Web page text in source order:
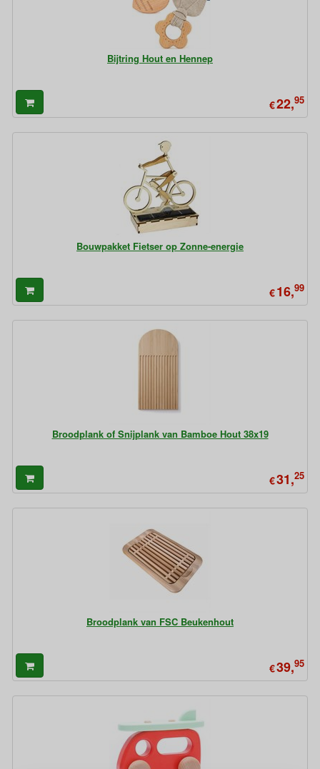
Bijtring Hout en Hennep
€22,95
Bouwpakket Fietser op Zonne-energie
€16,99
Broodplank of Snijplank van Bamboe Hout 38x19
€31,25
Broodplank van FSC Beukenhout
€39,95